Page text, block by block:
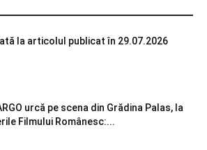
la articolul publicat în 29.07.2026
urcă pe scena din Grădina Palas, la
Filmului Românesc:...